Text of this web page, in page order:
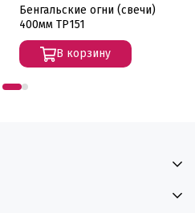
Бенгальские огни (свечи)
400мм ТР151
В корзину